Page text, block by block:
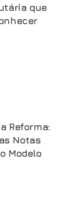
que
Reforma:
Notas
Modelo